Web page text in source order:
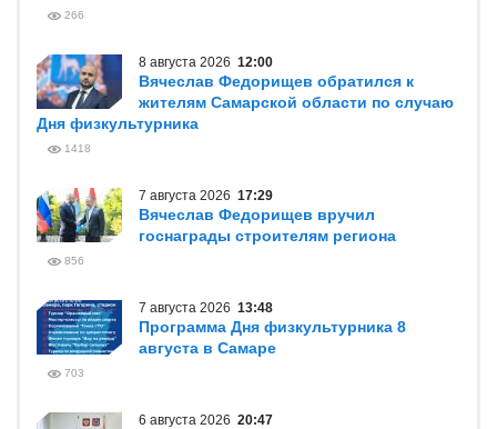
266
8 августа 2026 12:00
Вячеслав Федорищев обратился к
жителям Самарской области по случаю
Дня физкультурника
1418
7 августа 2026 17:29
Вячеслав Федорищев вручил
госнаграды строителям региона
856
7 августа 2026 13:48
Программа Дня физкультурника 8
августа в Самаре
703
6 августа 2026 20:47